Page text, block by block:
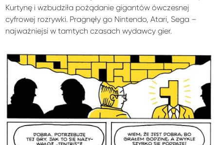
Kurtynę i wzbudziła pożądanie gigantów ówczesnej
cyfrowej rozrywki. Pragnęły go Nintendo, Atari, Sega –
najważniejsi w tamtych czasach wydawcy gier.